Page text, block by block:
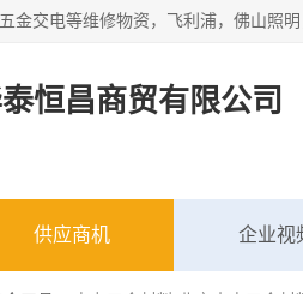
恒昌商贸有限公司
供应商机 企业视